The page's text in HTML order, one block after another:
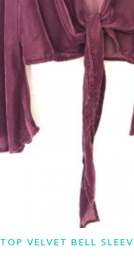
LER MAIS
TOP VELVET BELL